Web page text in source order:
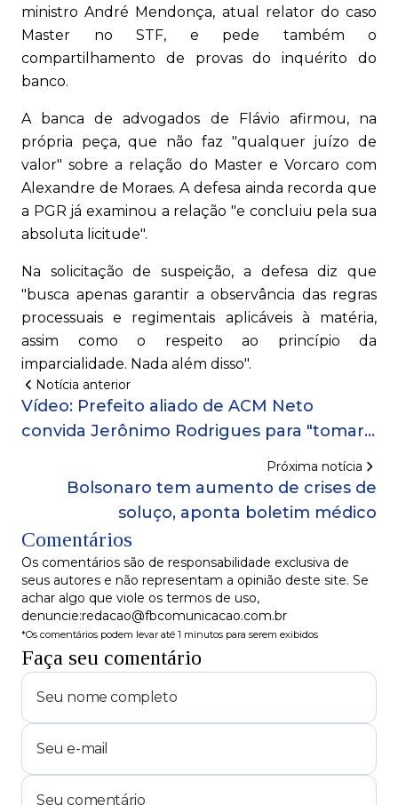
ministro André Mendonça, atual relator do caso
Master no STF, e pede também o
compartilhamento de provas do inquérito do
banco.
A banca de advogados de Flávio afirmou, na
própria peça, que não faz "qualquer juízo de
valor" sobre a relação do Master e Vorcaro com
Alexandre de Moraes. A defesa ainda recorda que
a PGR já examinou a relação "e concluiu pela sua
absoluta licitude".
Na solicitação de suspeição, a defesa diz que
"busca apenas garantir a observância das regras
processuais e regimentais aplicáveis à matéria,
assim como o respeito ao princípio da
imparcialidade. Nada além disso".
Notícia anterior
Vídeo: Prefeito aliado de ACM Neto
convida Jerônimo Rodrigues para "tomar
Próxima notícia
Bolsonaro tem aumento de crises de
soluço, aponta boletim médico
Comentários
Os comentários são de responsabilidade exclusiva de
seus autores e não representam a opinião deste site. Se
achar algo que viole os termos de uso,
denuncie:redacao@fbcomunicacao.com.br
*Os comentários podem levar até 1 minutos para serem exibidos
Faça seu comentário